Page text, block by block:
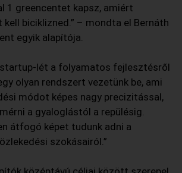
1 greencentet kapsz, amiért
kell biciklizned.” – mondta el Bernáth
egyik alapítója.
startup-lét a folyamatos fejlesztésről
olyan rendszert vezetünk be, ami
módot képes nagy precizitással,
a gyaloglástól a repülésig.
átfogó képet tudunk adni a
szokásairól.”